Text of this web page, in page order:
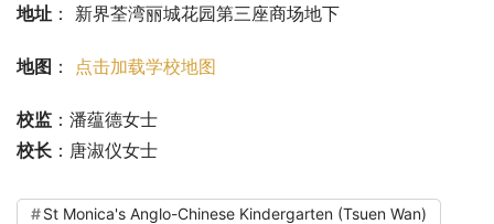
地址 ： 新界荃湾丽城花园第三座商场地下
地图 ： 点击加载学校地图
校监 ：潘蕴德女士
校长 ：唐淑仪女士
St Monica's Anglo-Chinese Kindergarten (Tsuen Wan)